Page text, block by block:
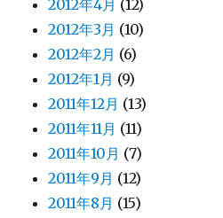
2012年4月 (12)
2012年3月 (10)
2012年2月 (6)
2012年1月 (9)
2011年12月 (13)
2011年11月 (11)
2011年10月 (7)
2011年9月 (12)
2011年8月 (15)